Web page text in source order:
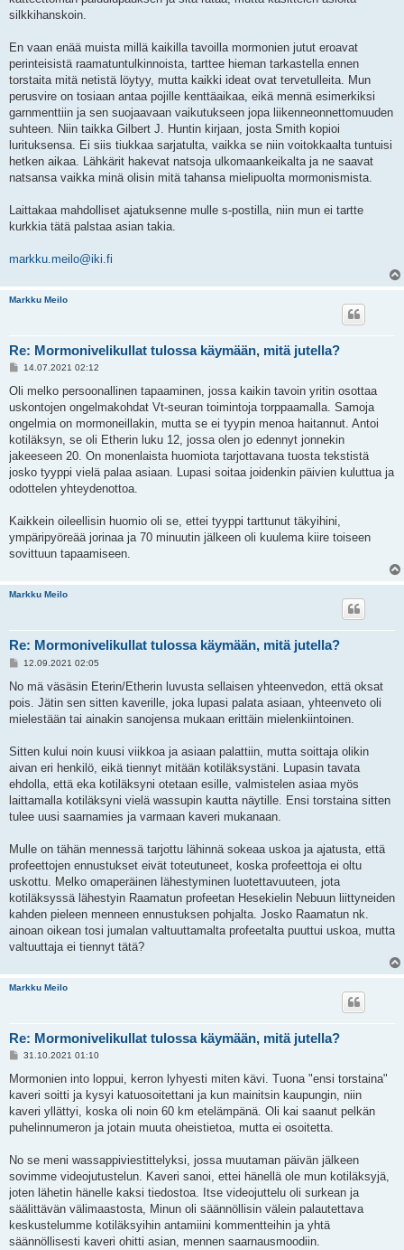
silkkihanskoin.
En vaan enää muista millä kaikilla tavoilla mormonien jutut eroavat
perinteisistä raamatuntulkinnoista, tarttee hieman tarkastella ennen
torstaita mitä netistä löytyy, mutta kaikki ideat ovat tervetulleita. Mun
perusvire on tosiaan antaa pojille kenttäaikaa, eikä mennä esimerkiksi
garnmenttiin ja sen suojaavaan vaikutukseen jopa liikenneonnettomuuden
suhteen. Niin taikka Gilbert J. Huntin kirjaan, josta Smith kopioi
lurituksensa. Ei siis tiukkaa sarjatulta, vaikka se niin voitokkaalta tuntuisi
hetken aikaa. Lähkärit hakevat natsoja ulkomaankeikalta ja ne saavat
natsansa vaikka minä olisin mitä tahansa mielipuolta mormonismista.
Laittakaa mahdolliset ajatuksenne mulle s-postilla, niin mun ei tartte
kurkkia tätä palstaa asian takia.
markku.meilo@iki.fi
Markku Meilo
Re: Mormonivelikullat tulossa käymään, mitä jutella?
V
e
t
i
14.07.2021 02:12
Oli melko persoonallinen tapaaminen, jossa kaikin tavoin yritin osottaa
uskontojen ongelmakohdat Vt-seuran toimintoja torppaamalla. Samoja
ongelmia on mormoneillakin, mutta se ei tyypin menoa haitannut. Antoi
kotiläksyn, se oli Etherin luku 12, jossa olen jo edennyt jonnekin
jakeeseen 20. On monenlaista huomiota tarjottavana tuosta tekstistä
josko tyyppi vielä palaa asiaan. Lupasi soitaa joidenkin päivien kuluttua ja
odottelen yhteydenottoa.
Kaikkein oileellisin huomio oli se, ettei tyyppi tarttunut täkyihini,
ympäripyöreää jorinaa ja 70 minuutin jälkeen oli kuulema kiire toiseen
sovittuun tapaamiseen.
Markku Meilo
Re: Mormonivelikullat tulossa käymään, mitä jutella?
V
e
t
i
12.09.2021 02:05
No mä väsäsin Eterin/Etherin luvusta sellaisen yhteenvedon, että oksat
pois. Jätin sen sitten kaverille, joka lupasi palata asiaan, yhteenveto oli
mielestään tai ainakin sanojensa mukaan erittäin mielenkiintoinen.
Sitten kului noin kuusi viikkoa ja asiaan palattiin, mutta soittaja olikin
aivan eri henkilö, eikä tiennyt mitään kotiläksystäni. Lupasin tavata
ehdolla, että eka kotiläksyni otetaan esille, valmistelen asiaa myös
laittamalla kotiläksyni vielä wassupin kautta näytille. Ensi torstaina sitten
tulee uusi saarnamies ja varmaan kaveri mukanaan.
Mulle on tähän mennessä tarjottu lähinnä sokeaa uskoa ja ajatusta, että
profeettojen ennustukset eivät toteutuneet, koska profeettoja ei oltu
uskottu. Melko omaperäinen lähestyminen luotettavuuteen, jota
kotiläksyssä lähestyin Raamatun profeetan Hesekielin Nebuun liittyneiden
kahden pieleen menneen ennustuksen pohjalta. Josko Raamatun nk.
ainoan oikean tosi jumalan valtuuttamalta profeetalta puuttui uskoa, mutta
valtuuttaja ei tiennyt tätä?
Markku Meilo
Re: Mormonivelikullat tulossa käymään, mitä jutella?
V
e
t
i
31.10.2021 01:10
Mormonien into loppui, kerron lyhyesti miten kävi. Tuona "ensi torstaina"
kaveri soitti ja kysyi katuosoitettani ja kun mainitsin kaupungin, niin
kaveri yllättyi, koska oli noin 60 km etelämpänä. Oli kai saanut pelkän
puhelinnumeron ja jotain muuta oheistietoa, mutta ei osoitetta.
No se meni wassappiviestittelyksi, jossa muutaman päivän jälkeen
sovimme videojutustelun. Kaveri sanoi, ettei hänellä ole mun kotiläksyjä,
joten lähetin hänelle kaksi tiedostoa. Itse videojuttelu oli surkean ja
säälittävän välimaastosta, Minun oli säännöllisin välein palautettava
keskustelumme kotiläksyihin antamiini kommentteihin ja yhtä
säännöllisesti kaveri ohitti asian, mennen saarnausmoodiin.